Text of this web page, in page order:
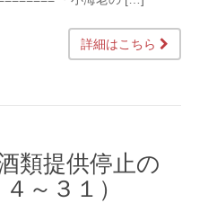
詳細はこちら
類提供停止の
～３１）